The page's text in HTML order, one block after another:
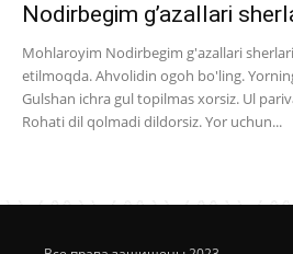
Nodirbegim g’azallari
Mohlaroyim Nodirbegim g'azallari
etilmoqda. Ahvolidin ogoh bo'ling.
Gulshan ichra gul topilmas xorsiz. Ul
Rohati dil qolmadi dildorsiz. Yor uchun...